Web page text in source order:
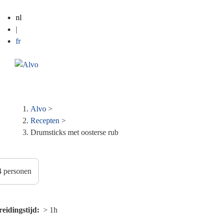
nl
|
fr
Kruimelpad
Alvo >
Recepten >
Drumsticks met oosterse rub
> 1h